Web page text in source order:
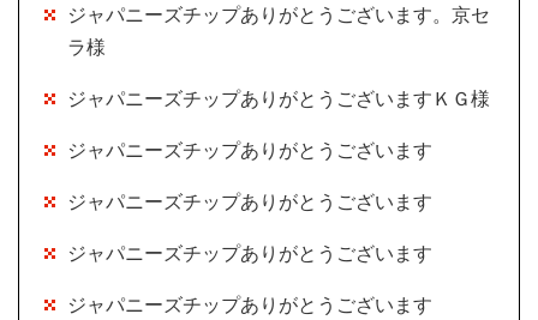
ジャパニーズチップありがとうございます。京セ
ラ様
ジャパニーズチップありがとうございますＫＧ様
ジャパニーズチップありがとうございます
ジャパニーズチップありがとうございます
ジャパニーズチップありがとうございます
ジャパニーズチップありがとうございます